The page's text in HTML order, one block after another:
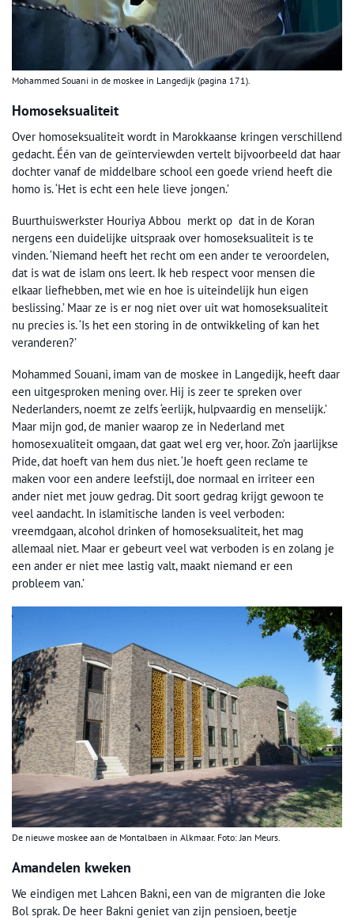
Mohammed Souani in de moskee in Langedijk (pagina 171).
Homoseksualiteit
Over homoseksualiteit wordt in Marokkaanse kringen verschillend
gedacht. Één van de geïnterviewden vertelt bijvoorbeeld dat haar
dochter vanaf de middelbare school een goede vriend heeft die
homo is. ‘Het is echt een hele lieve jongen.’
Buurthuiswerkster Houriya Abbou merkt op dat in de Koran
nergens een duidelijke uitspraak over homoseksualiteit is te
vinden. ‘Niemand heeft het recht om een ander te veroordelen,
dat is wat de islam ons leert. Ik heb respect voor mensen die
elkaar liefhebben, met wie en hoe is uiteindelijk hun eigen
beslissing.’ Maar ze is er nog niet over uit wat homoseksualiteit
nu precies is. ‘Is het een storing in de ontwikkeling of kan het
veranderen?’
Mohammed Souani, imam van de moskee in Langedijk, heeft daar
een uitgesproken mening over. Hij is zeer te spreken over
Nederlanders, noemt ze zelfs ‘eerlijk, hulpvaardig en menselijk.’
Maar mijn god, de manier waarop ze in Nederland met
homosexualiteit omgaan, dat gaat wel erg ver, hoor. Zo’n jaarlijkse
Pride, dat hoeft van hem dus niet. ‘Je hoeft geen reclame te
maken voor een andere leefstijl, doe normaal en irriteer een
ander niet met jouw gedrag. Dit soort gedrag krijgt gewoon te
veel aandacht. In islamitische landen is veel verboden:
vreemdgaan, alcohol drinken of homoseksualiteit, het mag
allemaal niet. Maar er gebeurt veel wat verboden is en zolang je
een ander er niet mee lastig valt, maakt niemand er een
probleem van.’
De nieuwe moskee aan de Montalbaen in Alkmaar. Foto: Jan Meurs.
Amandelen kweken
We eindigen met Lahcen Bakni, een van de migranten die Joke
Bol sprak. De heer Bakni geniet van zijn pensioen, beetje